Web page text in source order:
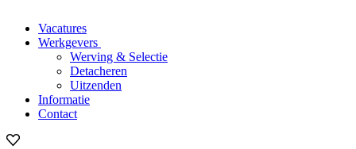
Vacatures
Werkgevers
Werving & Selectie
Detacheren
Uitzenden
Informatie
Contact